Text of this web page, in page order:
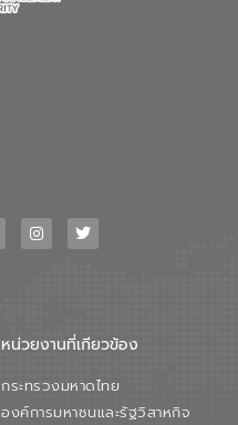
หน่วยงานที่เกียวข้อง
กระทรวงมหาดไทย
องค์การมหาชนและรัฐวิสาหกิจ